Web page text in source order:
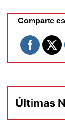
Comparte
Últimas